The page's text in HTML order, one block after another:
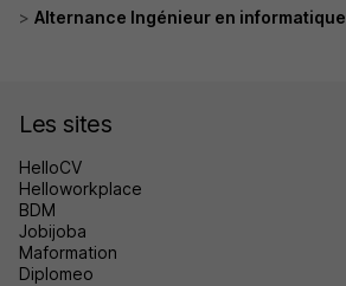
Alternance Ingénieur en informatique
Les sites
HelloCV
Helloworkplace
BDM
Jobijoba
Maformation
Diplomeo